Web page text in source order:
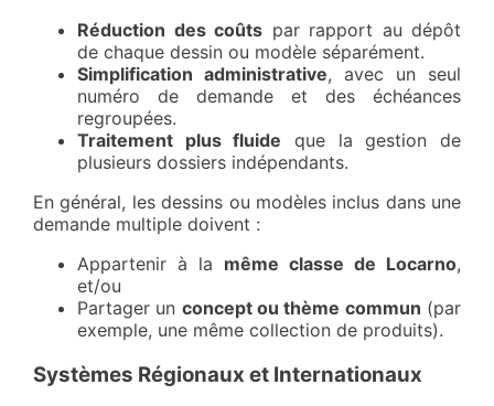
Réduction des coûts par rapport au dépôt
de chaque dessin ou modèle séparément.
Simplification administrative, avec un seul
numéro de demande et des échéances
regroupées.
Traitement plus fluide que la gestion de
plusieurs dossiers indépendants.
En général, les dessins ou modèles inclus dans une
demande multiple doivent :
Appartenir à la même classe de Locarno,
et/ou
Partager un concept ou thème commun (par
exemple, une même collection de produits).
Systèmes Régionaux et Internationaux